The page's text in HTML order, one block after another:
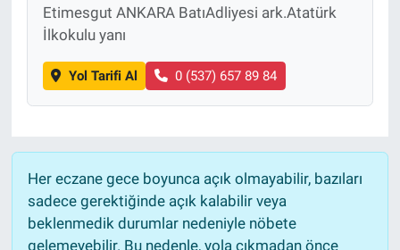
Etimesgut ANKARA BatıAdliyesi ark.Atatürk
İlkokulu yanı
Yol Tarifi Al 0 (537) 657 89 84
Her eczane gece boyunca açık olmayabilir, bazıları
sadece gerektiğinde açık kalabilir veya
beklenmedik durumlar nedeniyle nöbete
gelemeyebilir. Bu nedenle, yola çıkmadan önce